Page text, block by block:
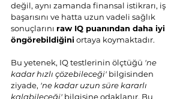
değil, aynı zamanda finansal istikrarı, iş
başarısını ve hatta uzun vadeli sağlık
sonuçlarını raw IQ puanından daha iyi
öngörebildiğini ortaya koymaktadır.
Bu yetenek, IQ testlerinin ölçtüğü 'ne
kadar hızlı çözebileceği' bilgisinden
ziyade, 'ne kadar uzun süre kararlı
kalabileceği' bilgisine odaklanır. Bu